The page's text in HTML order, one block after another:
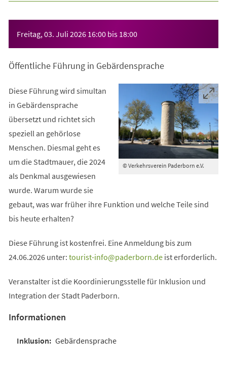
Freitag, 03. Juli 2026 16:00 bis 18:00
Öffentliche Führung in Gebärdensprache
© Verkehrsverein Paderborn e.V.
Diese Führung wird simultan
in Gebärdensprache
übersetzt und richtet sich
speziell an gehörlose
Menschen. Diesmal geht es
um die Stadtmauer, die 2024
als Denkmal ausgewiesen
wurde. Warum wurde sie
gebaut, was war früher ihre Funktion und welche Teile sind
bis heute erhalten?
Diese Führung ist kostenfrei. Eine Anmeldung bis zum
24.06.2026 unter: tourist-info paderborn deist erforderlich.
Veranstalter ist die Koordinierungsstelle für Inklusion und
Integration der Stadt Paderborn.
Informationen
Gebärdensprache